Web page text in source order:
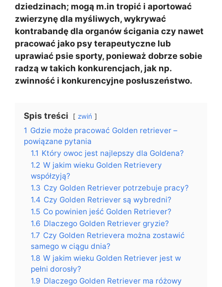
dziedzinach; mogą m.in tropić i aportować
zwierzynę dla myśliwych, wykrywać
kontrabandę dla organów ścigania czy nawet
pracować jako psy terapeutyczne lub
uprawiać psie sporty, ponieważ dobrze sobie
radzą w takich konkurencjach, jak np.
zwinność i konkurencyjne posłuszeństwo.
Spis treści zwiń
1 Gdzie może pracować Golden retriever –
powiązane pytania
1.1 Który owoc jest najlepszy dla Goldena?
1.2 W jakim wieku Golden Retrievery
współzyją?
1.3 Czy Golden Retriever potrzebuje pracy?
1.4 Czy Golden Retriever są wybredni?
1.5 Co powinien jeść Golden Retriever?
1.6 Dlaczego Golden Retriever gryzie?
1.7 Czy Golden Retrievera można zostawić
samego w ciągu dnia?
1.8 W jakim wieku Golden Retriever jest w
pełni dorosły?
1.9 Dlaczego Golden Retriever ma różowy